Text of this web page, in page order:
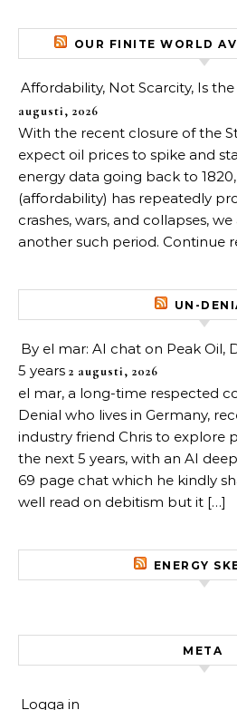
OUR FINITE WORLD
Affordability, Not Scarcity, Is the
augusti, 2026
With the recent closure of the
expect oil prices to spike and
energy data going back to
(affordability) has repeatedly
crashes, wars, and collapses,
another such period. Continue
UN-
By el mar: AI chat on Peak Oil,
5 years 2 augusti, 2026
el mar, a long-time respected
Denial who lives in Germany,
industry friend Chris to explore
the next 5 years, with an AI
69 page chat which he kindly
well read on debitism but it […]
ENERGY
META
Logga in